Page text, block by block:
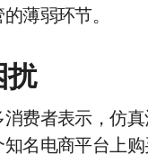
薄弱环节。
扰
费者表示，仿
名电商平台上